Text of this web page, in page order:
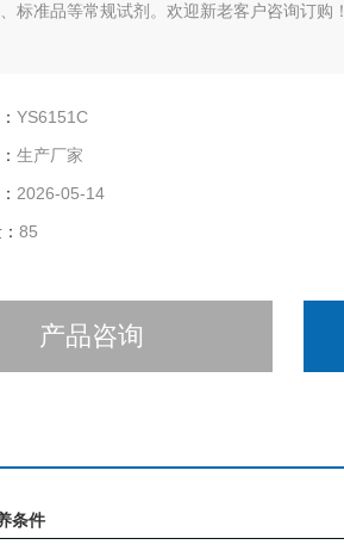
标准品等常规试剂。欢迎新老客户咨询订购！
YS6151C
生产厂家
2026-05-14
85
产品咨询
条件